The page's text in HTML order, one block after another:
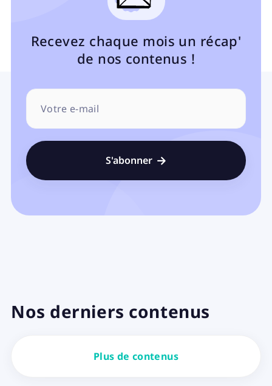
Recevez chaque mois un récap'
de nos contenus !

Nos derniers contenus
Plus de contenus